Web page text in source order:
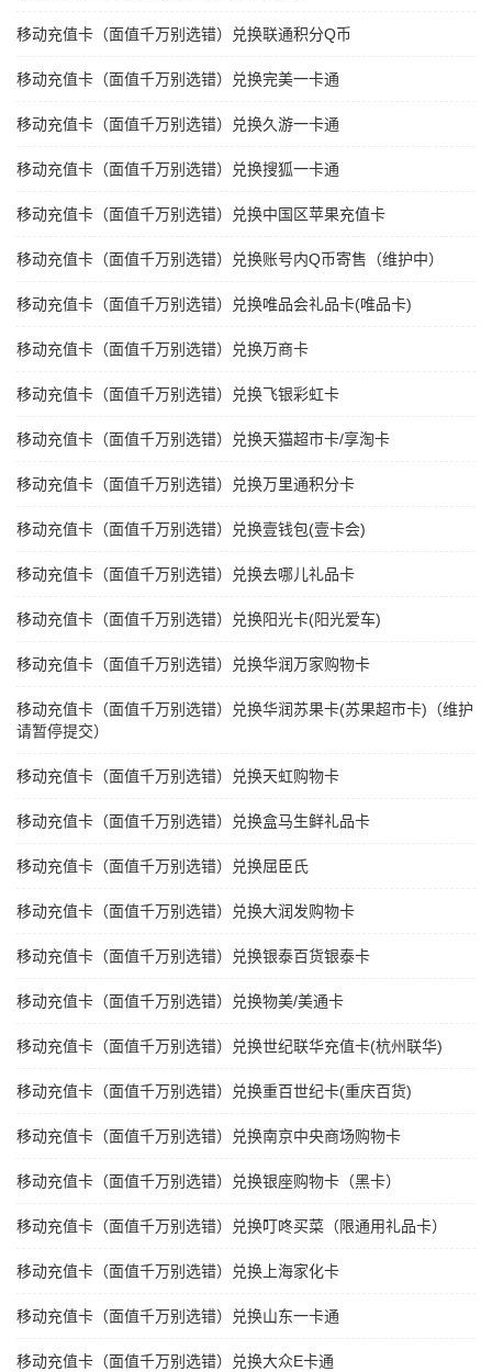
移动充值卡（面值千万别选错）兑换联通积分Q币
移动充值卡（面值千万别选错）兑换完美一卡通
移动充值卡（面值千万别选错）兑换久游一卡通
移动充值卡（面值千万别选错）兑换搜狐一卡通
移动充值卡（面值千万别选错）兑换中国区苹果充值卡
移动充值卡（面值千万别选错）兑换账号内Q币寄售（维护中）
移动充值卡（面值千万别选错）兑换唯品会礼品卡(唯品卡)
移动充值卡（面值千万别选错）兑换万商卡
移动充值卡（面值千万别选错）兑换飞银彩虹卡
移动充值卡（面值千万别选错）兑换天猫超市卡/享淘卡
移动充值卡（面值千万别选错）兑换万里通积分卡
移动充值卡（面值千万别选错）兑换壹钱包(壹卡会)
移动充值卡（面值千万别选错）兑换去哪儿礼品卡
移动充值卡（面值千万别选错）兑换阳光卡(阳光爱车)
移动充值卡（面值千万别选错）兑换华润万家购物卡
移动充值卡（面值千万别选错）兑换华润苏果卡(苏果超市卡)（维护
请暂停提交）
移动充值卡（面值千万别选错）兑换天虹购物卡
移动充值卡（面值千万别选错）兑换盒马生鲜礼品卡
移动充值卡（面值千万别选错）兑换屈臣氏
移动充值卡（面值千万别选错）兑换大润发购物卡
移动充值卡（面值千万别选错）兑换银泰百货银泰卡
移动充值卡（面值千万别选错）兑换物美/美通卡
移动充值卡（面值千万别选错）兑换世纪联华充值卡(杭州联华)
移动充值卡（面值千万别选错）兑换重百世纪卡(重庆百货)
移动充值卡（面值千万别选错）兑换南京中央商场购物卡
移动充值卡（面值千万别选错）兑换银座购物卡（黑卡）
移动充值卡（面值千万别选错）兑换叮咚买菜（限通用礼品卡）
移动充值卡（面值千万别选错）兑换上海家化卡
移动充值卡（面值千万别选错）兑换山东一卡通
移动充值卡（面值千万别选错）兑换大众E卡通